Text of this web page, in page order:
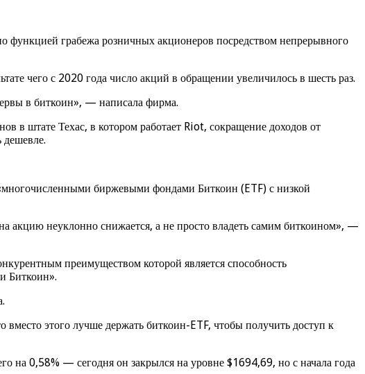
функцией грабежа розничных акционеров посредством непрерывного
чего с 2020 года число акций в обращении увеличилось в шесть раз.
в биткоин», — написала фирма.
в штате Техас, в котором работает Riot, сокращение доходов от
дешевле.
биржевыми фондами Биткоин (ETF) с низкой
акцию неуклонно снижается, а не просто владеть самим биткоином», —
преимуществом которой является способность
Биткоин».
этого лучше держать биткоин-ETF, чтобы получить доступ к
на 0,58% — сегодня он закрылся на уровне $1694,69, но с начала года